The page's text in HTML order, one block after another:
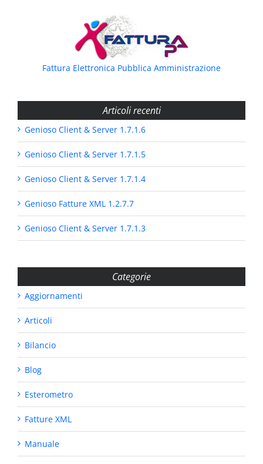
Fattura Elettronica Pubblica Amministrazione
Articoli recenti
Genioso Client & Server 1.7.1.6
Genioso Client & Server 1.7.1.5
Genioso Client & Server 1.7.1.4
Genioso Fatture XML 1.2.7.7
Genioso Client & Server 1.7.1.3
Categorie
Aggiornamenti
Articoli
Bilancio
Blog
Esterometro
Fatture XML
Manuale